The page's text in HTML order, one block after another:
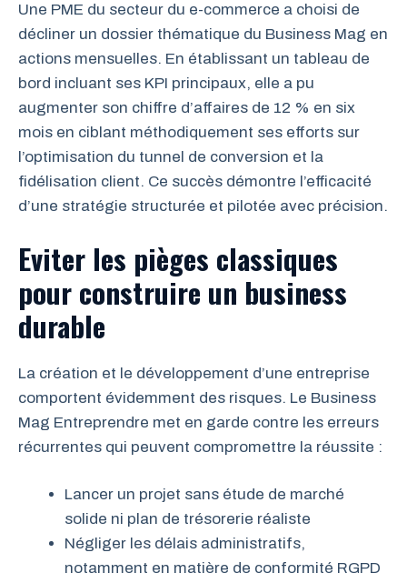
Une PME du secteur du e-commerce a choisi de
décliner un dossier thématique du Business Mag en
actions mensuelles. En établissant un tableau de
bord incluant ses KPI principaux, elle a pu
augmenter son chiffre d’affaires de 12 % en six
mois en ciblant méthodiquement ses efforts sur
l’optimisation du tunnel de conversion et la
fidélisation client. Ce succès démontre l’efficacité
d’une stratégie structurée et pilotée avec précision.
Eviter les pièges classiques
pour construire un business
durable
La création et le développement d’une entreprise
comportent évidemment des risques. Le Business
Mag Entreprendre met en garde contre les erreurs
récurrentes qui peuvent compromettre la réussite :
Lancer un projet sans étude de marché
solide ni plan de trésorerie réaliste
Négliger les délais administratifs,
notamment en matière de conformité RGPD